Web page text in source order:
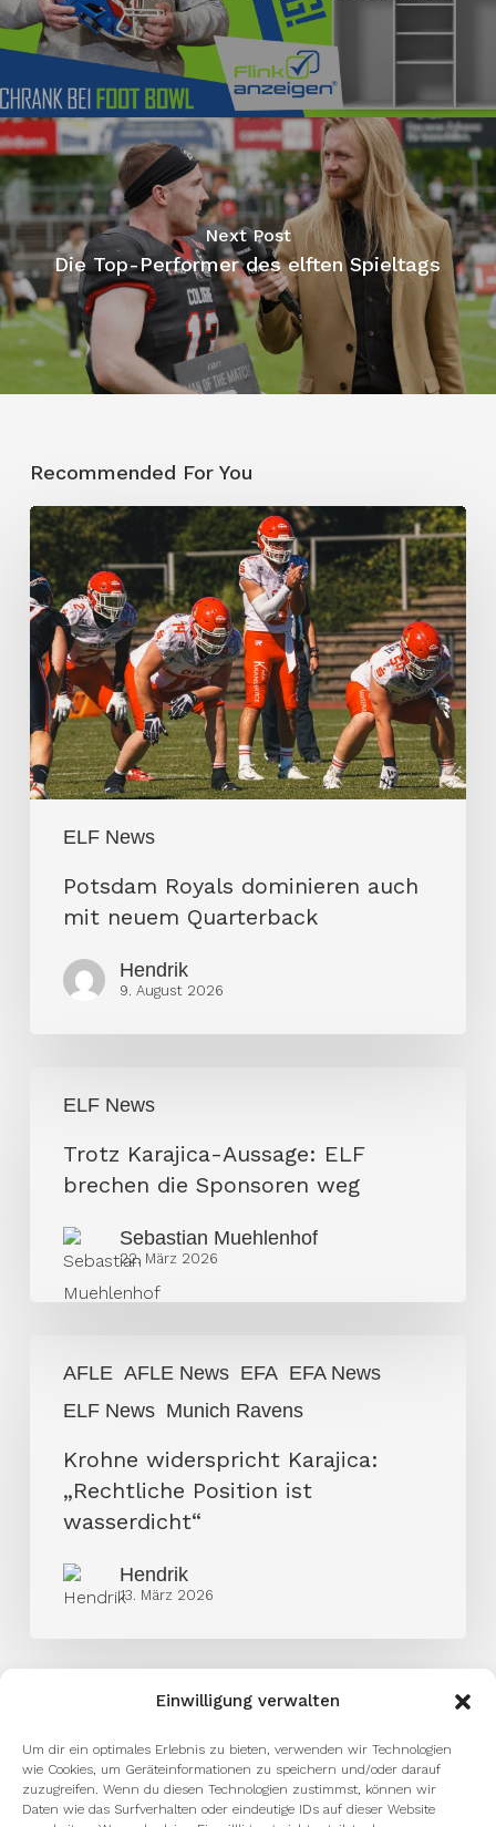
Einwilligung verwalten
Um dir ein optimales Erlebnis zu bieten, verwenden wir Technologien
wie Cookies, um Geräteinformationen zu speichern und/oder darauf
zuzugreifen. Wenn du diesen Technologien zustimmst, können wir
Daten wie das Surfverhalten oder eindeutige IDs auf dieser Website
Next Post
Die Top-Performer des elften Spieltags
Recommended For You
ELF News
Potsdam
Royals
dominieren
auch
mit
neuem
Quarterback
Potsdam Royals dominieren auch
mit neuem Quarterback
Hendrik
9. August 2026
ELF News
Karajica-
Aussage:
Trotz Karajica-Aussage: ELF
brechen die Sponsoren weg
Sebastian Muehlenhof
22. März 2026
AFLE AFLE News EFA EFA News
ELF News Munich Ravens
widerspricht
Karajica:
„Rechtliche
Position
Krohne widerspricht Karajica:
„Rechtliche Position ist
wasserdicht“
Hendrik
13. März 2026